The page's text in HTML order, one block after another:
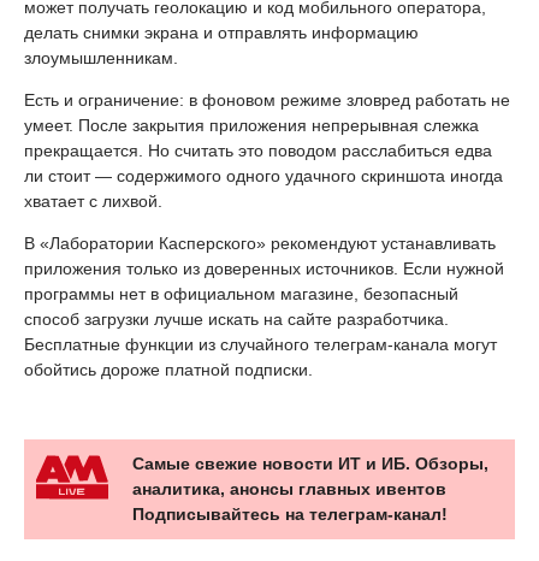
Внутрь настоящих приложений злоумышленники встроили
зловредный модуль. Некоторые другие программы опасного
канал — видимо, подводили аудиторию к нужной двери.
Схема установки требует немного шаманства. Пользователю
предлагают скачать IPA-файл и приобрести сертификат
разработчика, а затем подписать приложение через eSign
либо на устройство с джейлбрейком. Официальный App
Store в этой цепочке, разумеется, даже не ночевал.
Пока заражённое приложение открыто, модуль собирает имя
устройства, уровень заряда, региональные настройки,
сведения о памяти и наличии джейлбрейка. Кроме того, он
злоумышленникам.
Есть и ограничение: в фоновом режиме зловред работать не
умеет. После закрытия приложения непрерывная слежка